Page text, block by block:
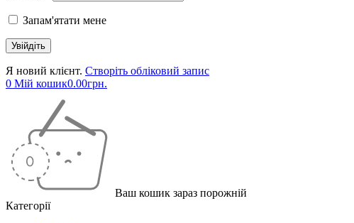
Запам'ятати мене
Я новий клієнт. Створіть обліковий запис
0 Мій кошик0.00грн.
Ваш кошик зараз порожній
Категорії